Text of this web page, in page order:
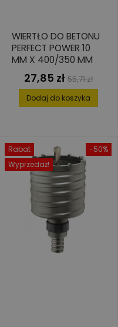
WIERTŁO DO BETONU
PERFECT POWER 10
MM X 400/350 MM
Cena
27,85 zł Cena
podstawowa
55,71 zł
Dodaj do koszyka
-50%
Rabat
Wyprzedaż!